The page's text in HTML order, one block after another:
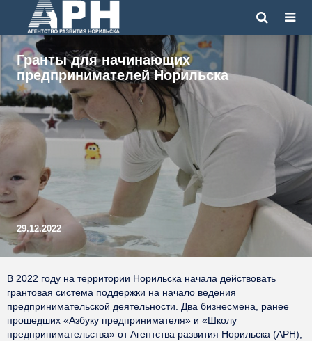
Гранты для начинающих
предпринимателей Норильска
29.12.2022
В 2022 году на территории Норильска начала действовать
грантовая система поддержки на начало ведения
предпринимательской деятельности. Два бизнесмена, ранее
прошедших «Азбуку предпринимателя» и «Школу
предпринимательства» от Агентства развития Норильска (АРН),